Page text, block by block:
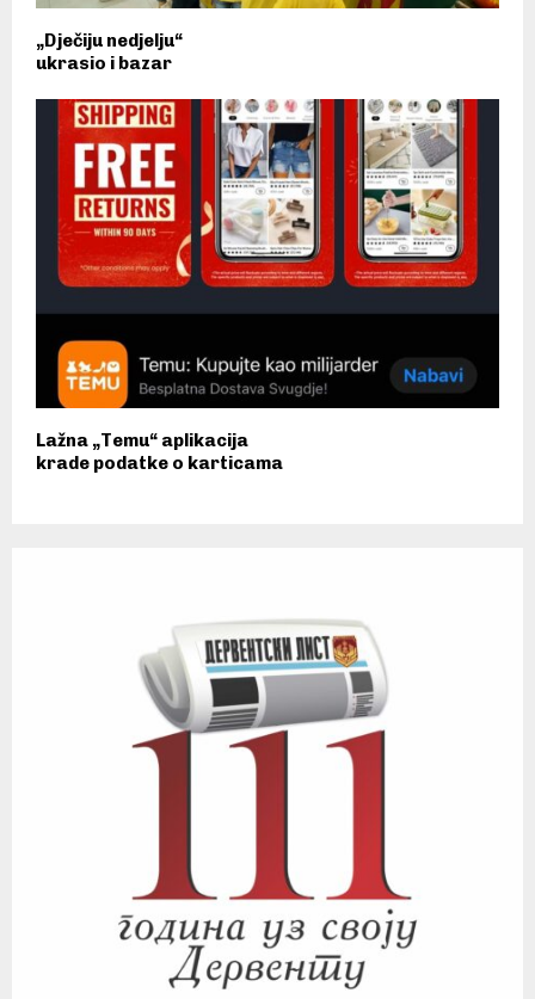
„Dječiju nedjelju“
ukrasio i bazar
Lažna „Temu“ aplikacija
krade podatke o karticama